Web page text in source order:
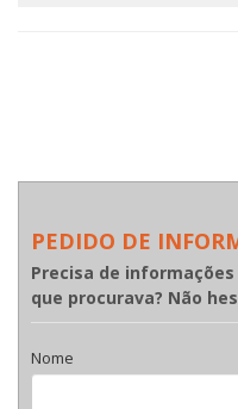
PEDIDO DE
Precisa de
que procurava? Não
Nome